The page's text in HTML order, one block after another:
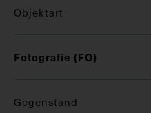
Objektart
Fotografie (FO)
Gegenstand